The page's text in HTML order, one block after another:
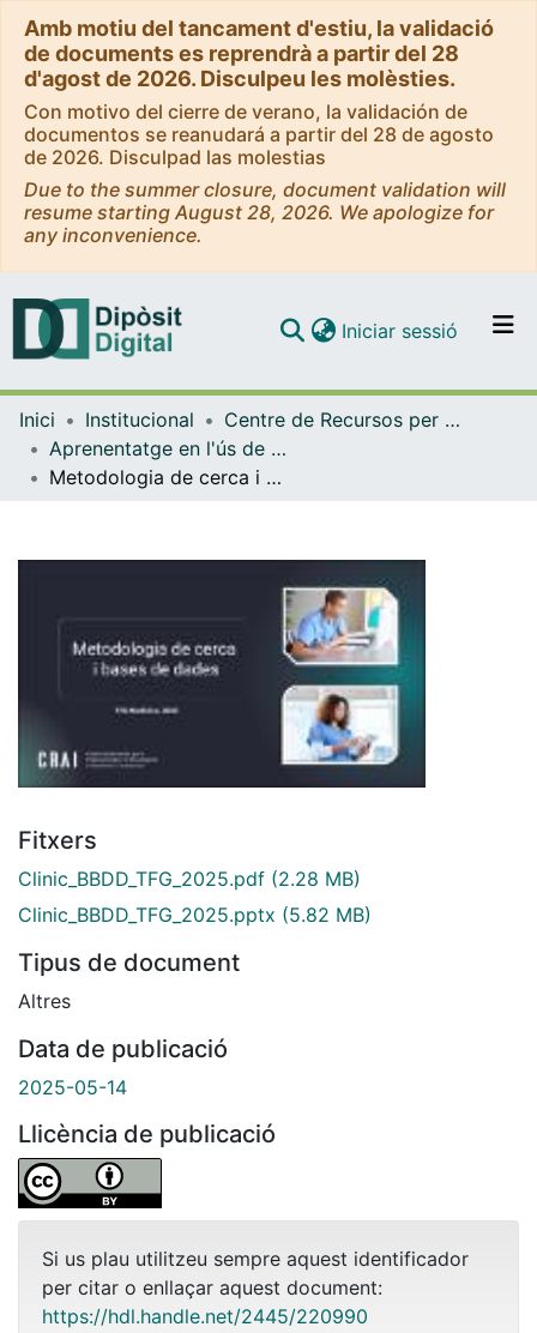
Amb motiu del tancament d'estiu, la validació
de documents es reprendrà a partir del 28
d'agost de 2026. Disculpeu les molèsties.
Con motivo del cierre de verano, la validación de
documentos se reanudará a partir del 28 de agosto
de 2026. Disculpad las molestias
Due to the summer closure, document validation will
resume starting August 28, 2026. We apologize for
any inconvenience.
Navega per tot el DD
Com publicar
Iniciar sessió (current)
Inici Institucional
Centre de Recursos per a l'Aprenentatge i la Investigació (CRAI-UB) - Institucional
Aprenentatge en l'ús de serveis i recursos d'informació: tutorials i guies (CRAI-UB)
Metodologia de cerca i bases de dades: TFG Medicina 2025
Fitxers
Clinic_BBDD_TFG_2025.pdf (2.28 MB)
Clinic_BBDD_TFG_2025.pptx (5.82 MB)
Tipus de document
Altres
Data de publicació
2025-05-14
Llicència de publicació
Si us plau utilitzeu sempre aquest identificador
per citar o enllaçar aquest document:
https://hdl.handle.net/2445/220990